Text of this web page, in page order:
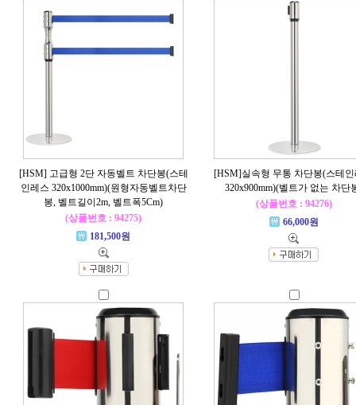
[HSM] 고급형 2단 자동벨트 차단봉(스테
인레스 320x1000mm)(원형자동벨트차단
봉, 벨트길이2m, 벨트폭5Cm)
(상품번호 : 94275)
181,500원
[HSM]실속형 무통 차단봉(스테
320x900mm)(벨트가 없는 차단
(상품번호 : 94276)
66,000원